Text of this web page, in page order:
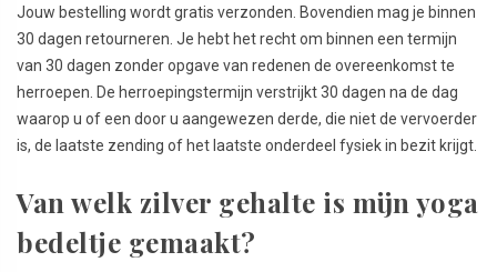
Jouw bestelling wordt gratis verzonden. Bovendien mag je binnen
30 dagen retourneren. Je hebt het recht om binnen een termijn
van 30 dagen zonder opgave van redenen de overeenkomst te
herroepen. De herroepingstermijn verstrijkt 30 dagen na de dag
waarop u of een door u aangewezen derde, die niet de vervoerder
is, de laatste zending of het laatste onderdeel fysiek in bezit krijgt.
Van welk zilver gehalte is mijn yoga
bedeltje gemaakt?